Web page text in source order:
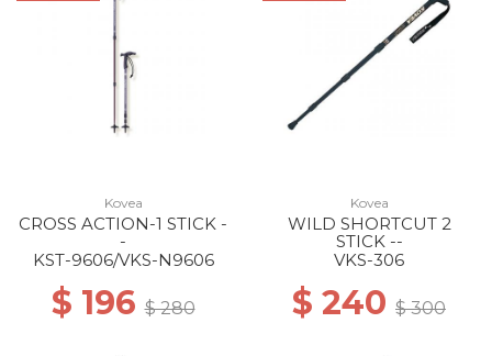
Kovea
CROSS ACTION-1 STICK -
-
KST-9606/VKS-N9606
$ 196$ 280
Kovea
WILD SHORTCUT 2
STICK --
VKS-306
$ 240 $ 300